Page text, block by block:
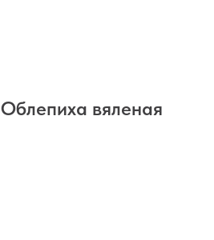
Облепиха вяленая